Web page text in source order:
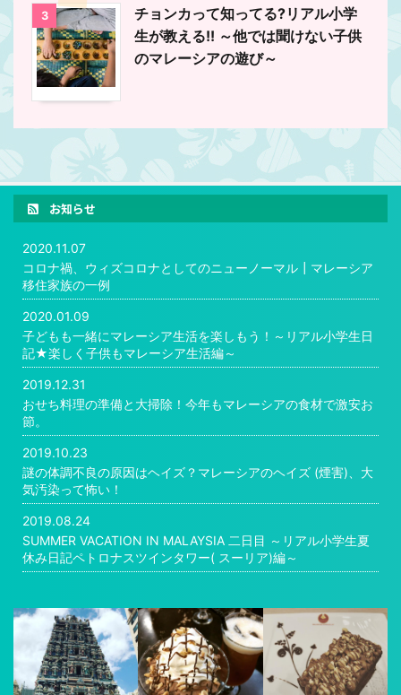
3
チョンカって知ってる?リアル小学
生が教える!! ～他では聞けない子供
のマレーシアの遊び～
お知らせ
2020.11.07
コロナ禍、ウィズコロナとしてのニューノーマル┃マレーシア
移住家族の一例
2020.01.09
子どもも一緒にマレーシア生活を楽しもう！～リアル小学生日
記★楽しく子供もマレーシア生活編～
2019.12.31
おせち料理の準備と大掃除！今年もマレーシアの食材で激安お
節。
2019.10.23
謎の体調不良の原因はヘイズ？マレーシアのヘイズ (煙害)、大
気汚染って怖い！
2019.08.24
SUMMER VACATION IN MALAYSIA 二日目 ～リアル小学生夏
休み日記ペトロナスツインタワー( スーリア)編～